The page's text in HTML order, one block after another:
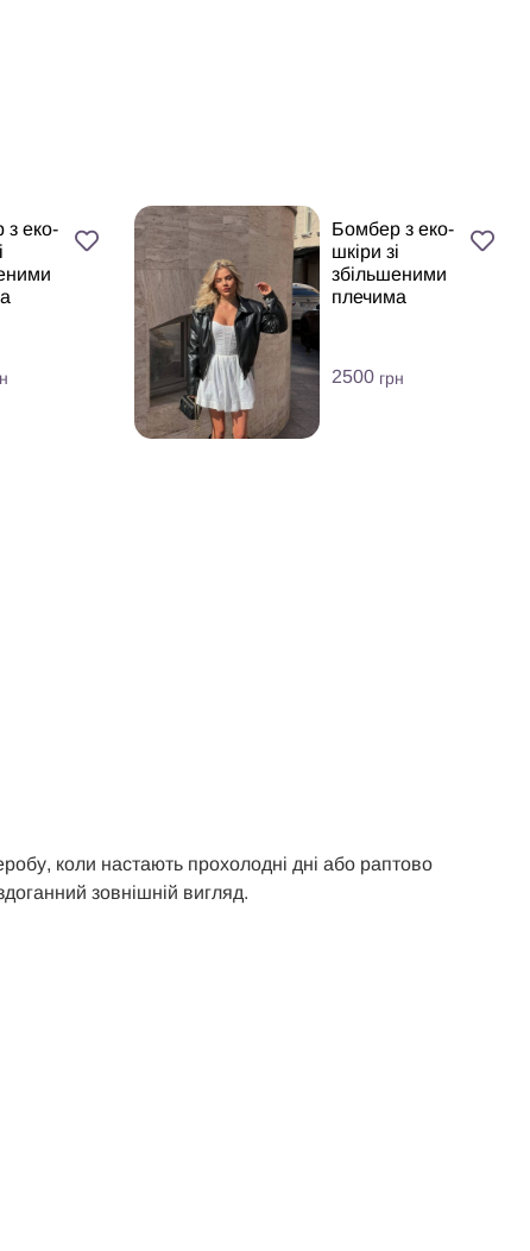
з еко-
Бомбер з еко-
шкіри зі
збільшеними
плечима
2500 грн
коли настають прохолодні дні або раптово
зовнішній вигляд.